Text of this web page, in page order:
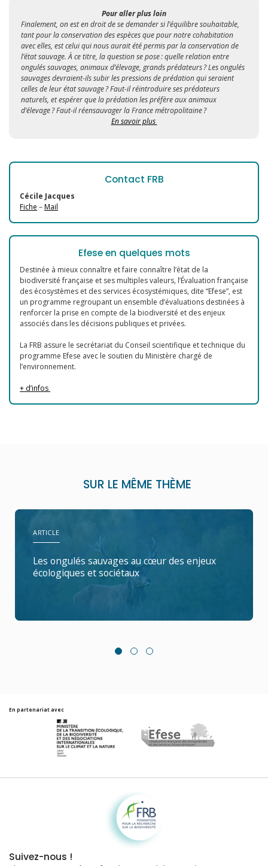
Pour aller plus loin
Finalement, on est en droit de se demander si l’équilibre souhaitable,
tant pour la conservation des espèces que pour notre cohabitation
avec elles, est celui qui nous aurait été permis par la conservation de
l’état sauvage. À ce titre, la question se pose : quelle relation entre
ongulés sauvages, animaux d’élevage, grands prédateurs ? Les ongulés
sauvages devraient-ils subir les pressions de prédation qui seraient
celles de leur état sauvage ? Faut-il réintroduire ses prédateurs
naturels, et espérer que la prédation les préfère aux animaux
d’élevage ? Faut-il réensauvager la France métropolitaine ?
En savoir plus
Contact FRB
Cécile Jacques
Fiche –Mail
Efese en quelques mots
Destinée à mieux connaître et faire connaître l’état de la
biodiversité française et ses multiples valeurs, l’Évaluation française
des écosystèmes et des services écosystémiques, dite “Efese”, est
un programme regroupant un ensemble d’évaluations destinées à
renforcer la prise en compte de la biodiversité et des enjeux
associés dans les décisions publiques et privées.
La FRB assure le secrétariat du Conseil scientifique et technique du
programme Efese avec le soutien du Ministère chargé de
l’environnement.
+ d’infos
SUR LE MÊME THÈME
ARTICLE
Les ongulés sauvages au cœur des enjeux
écologiques et sociétaux
En partenariat avec
Fondation pour la recherche sur la biodiversité
Suivez-nous !